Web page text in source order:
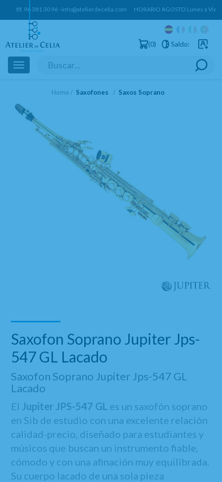
tlf. 96 381 30 96 · info@atelierdecelia.com HORARIO AGOSTO Lunes a
0 Saldo:
Toggle
navigation
Home Saxofones Saxos Soprano
Saxofon Soprano Jupiter Jps-
547 GL Lacado
Saxofon Soprano Jupiter Jps-547 GL
Lacado
El Jupiter JPS-547 GL es un saxofón soprano
en Sib de estudio con una excelente relación
calidad-precio, diseñado para estudiantes y
músicos que buscan un instrumento fiable,
cómodo y con una afinación muy equilibrada.
Su cuerpo lacado de una sola pieza